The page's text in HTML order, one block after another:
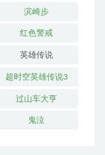
滨崎步
红色警戒
英雄传说
超时空英雄传说3
过山车大亨
鬼泣